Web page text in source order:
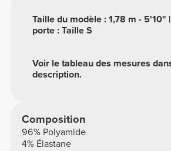
Voir le tableau des mesures
description.
Taille du modèle : 1,78 m - 5'10"
porte : Taille S
Composition
96% Polyamide
4% Élastane